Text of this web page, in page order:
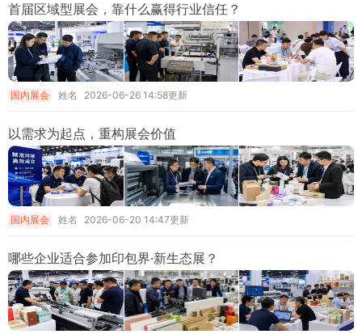
首届区域型展会，靠什么赢得行业信任？
国内展会 姓名 2026-06-26 14:58更新
以需求为起点，重构展会价值
国内展会 姓名 2026-06-20 14:47更新
哪些企业适合参加印包界·新生态展？